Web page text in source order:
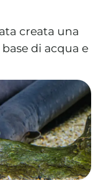
creata una
di acqua e